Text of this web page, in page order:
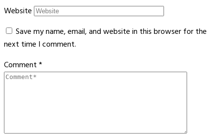
Website
Save my name, email, and website in this browser for the
next time I comment.
Comment*